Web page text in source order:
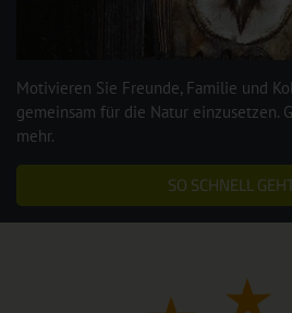
Motivieren Sie Freunde, Familie und
gemeinsam für die Natur einzusetzen.
mehr.
SO SCHNELL